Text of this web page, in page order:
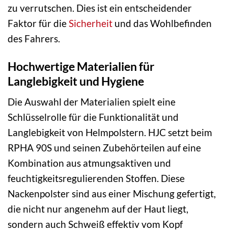
zu verrutschen. Dies ist ein entscheidender
Faktor für die Sicherheit und das Wohlbefinden
des Fahrers.
Hochwertige Materialien für
Langlebigkeit und Hygiene
Die Auswahl der Materialien spielt eine
Schlüsselrolle für die Funktionalität und
Langlebigkeit von Helmpolstern. HJC setzt beim
RPHA 90S und seinen Zubehörteilen auf eine
Kombination aus atmungsaktiven und
feuchtigkeitsregulierenden Stoffen. Diese
Nackenpolster sind aus einer Mischung gefertigt,
die nicht nur angenehm auf der Haut liegt,
sondern auch Schweiß effektiv vom Kopf